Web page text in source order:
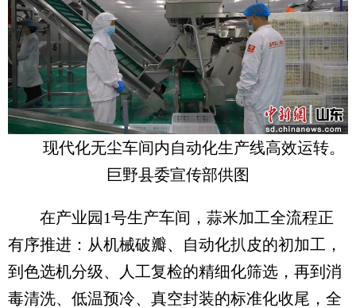
现代化无尘车间内自动化生产线高效运转。
巨野县委宣传部供图
在产业园1号生产车间，蒜米加工全流程正
有序推进：从机械破瓣、自动化扒皮的初加工，
到色选机分级、人工复检的精细化筛选，再到消
毒清洗、低温预冷、真空封装的标准化收尾，全